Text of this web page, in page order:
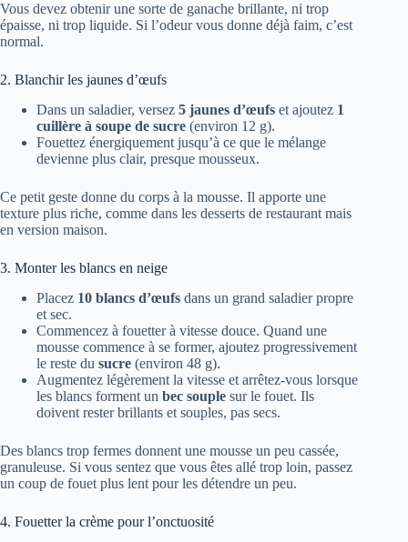
Vous devez obtenir une sorte de ganache brillante, ni trop
épaisse, ni trop liquide. Si l’odeur vous donne déjà faim, c’est
normal.
2. Blanchir les jaunes d’œufs
Dans un saladier, versez 5 jaunes d’œufs et ajoutez 1
cuillère à soupe de sucre (environ 12 g).
Fouettez énergiquement jusqu’à ce que le mélange
devienne plus clair, presque mousseux.
Ce petit geste donne du corps à la mousse. Il apporte une
texture plus riche, comme dans les desserts de restaurant mais
en version maison.
3. Monter les blancs en neige
Placez 10 blancs d’œufs dans un grand saladier propre
et sec.
Commencez à fouetter à vitesse douce. Quand une
mousse commence à se former, ajoutez progressivement
le reste du sucre (environ 48 g).
Augmentez légèrement la vitesse et arrêtez-vous lorsque
les blancs forment un bec souple sur le fouet. Ils
doivent rester brillants et souples, pas secs.
Des blancs trop fermes donnent une mousse un peu cassée,
granuleuse. Si vous sentez que vous êtes allé trop loin, passez
un coup de fouet plus lent pour les détendre un peu.
4. Fouetter la crème pour l’onctuosité